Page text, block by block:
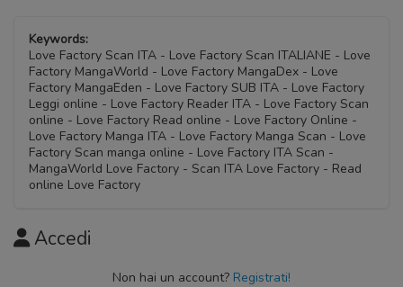
Keywords:
Love Factory Scan ITA - Love Factory Scan ITALIANE - Love
Factory MangaWorld - Love Factory MangaDex - Love
Factory MangaEden - Love Factory SUB ITA - Love Factory
Leggi online - Love Factory Reader ITA - Love Factory Scan
online - Love Factory Read online - Love Factory Online -
Love Factory Manga ITA - Love Factory Manga Scan - Love
Factory Scan manga online - Love Factory ITA Scan -
MangaWorld Love Factory - Scan ITA Love Factory - Read
online Love Factory
Accedi
Non hai un account? Registrati!